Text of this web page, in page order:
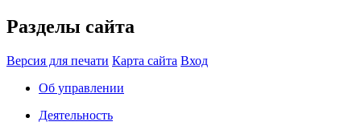
Разделы сайта
Версия для печати Карта сайта Вход
Об управлении
Деятельность